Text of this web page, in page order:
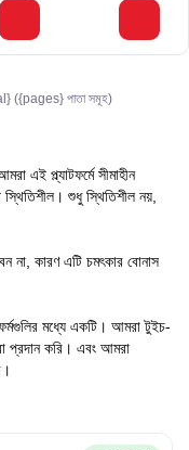
({pages} পাতা সমূহ)
এই প্ল্যাটফর্মে সীমাহীন
শুধু স্থিতিশীল নয়,
না, কারণ এটি চমৎকার বোনাস
মধ্যে একটি। আমরা টুইচ-
প্রদান করি। এবং আমরা